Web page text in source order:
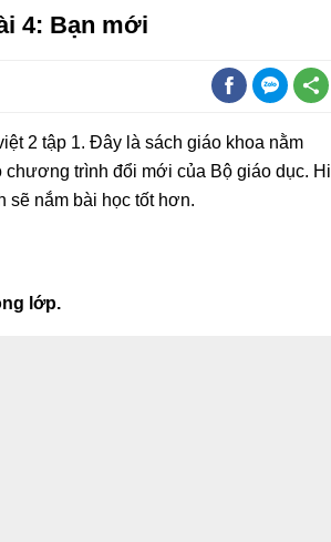
4: Bạn mới
2 tập 1. Đây là sách giáo khoa nằm
trình đổi mới của Bộ giáo dục. Hi
sẽ nắm bài học tốt hơn.
lớp.